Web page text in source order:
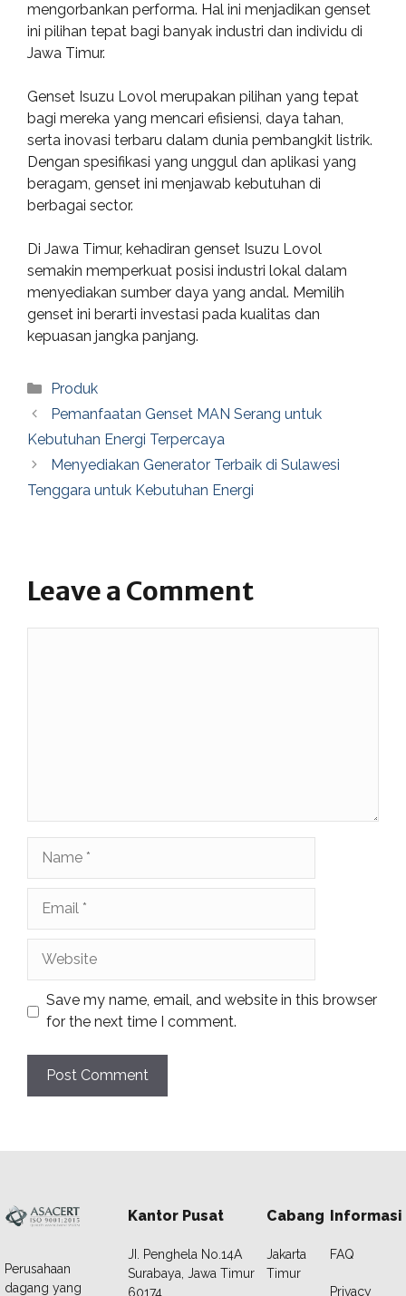
mengorbankan performa. Hal ini menjadikan genset
ini pilihan tepat bagi banyak industri dan individu di
Jawa Timur.
Genset Isuzu Lovol merupakan pilihan yang tepat
bagi mereka yang mencari efisiensi, daya tahan,
serta inovasi terbaru dalam dunia pembangkit listrik.
Dengan spesifikasi yang unggul dan aplikasi yang
beragam, genset ini menjawab kebutuhan di
berbagai sector.
Di Jawa Timur, kehadiran genset Isuzu Lovol
semakin memperkuat posisi industri lokal dalam
menyediakan sumber daya yang andal. Memilih
genset ini berarti investasi pada kualitas dan
kepuasan jangka panjang.
Categories
Produk
Pemanfaatan Genset MAN Serang untuk
Kebutuhan Energi Terpercaya
Menyediakan Generator Terbaik di Sulawesi
Tenggara untuk Kebutuhan Energi
Leave a Comment
Save my name, email, and website in this browser
for the next time I comment.
Perusahaan
dagang yang
Kantor Pusat
JI. Penghela No.14A
Surabaya, Jawa Timur
60174
Cabang
Jakarta
Timur
Informasi
FAQ
Privacy